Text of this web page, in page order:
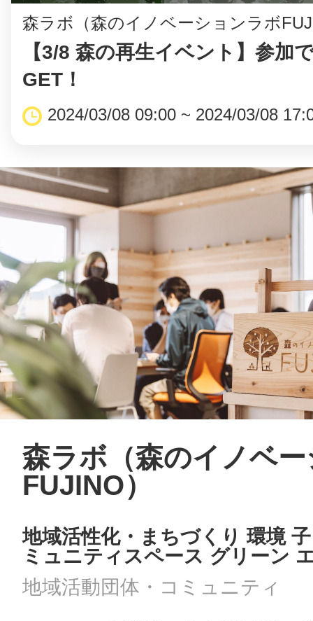
森ラボ（森のイノベーションラボ
【3/8 森の再生イベント】参加
GET！
2024/03/08 09:00 ~ 2024/03/08
森ラボ（森のイノベ
FUJINO）
地域活性化・まちづくり 環境
ミュニティスペース グリーン
地域活動団体・コミュニティ